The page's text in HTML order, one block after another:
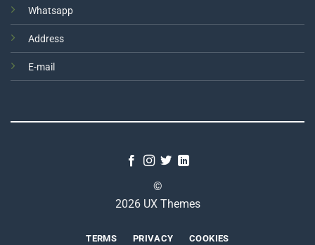
Whatsapp
Address
E-mail
©
2026 UX Themes
TERMS PRIVACY COOKIES